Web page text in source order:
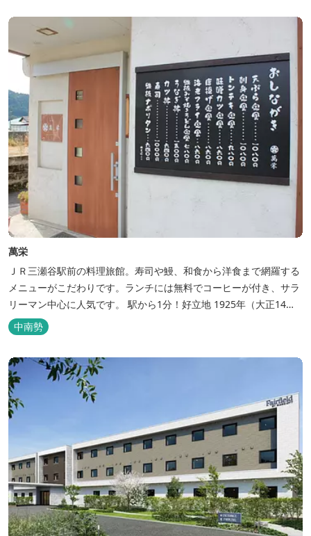
ルな料金で宿泊が可能なため、観光目的の拠点としてぜひご利用く
ださい♪ ...
萬栄
ＪＲ三瀬谷駅前の料理旅館。寿司や鰻、和食から洋食まで網羅する
メニューがこだわりです。ランチには無料でコーヒーが付き、サラ
リーマン中心に人気です。 駅から1分！好立地 1925年（大正14
年）に開業した歴史ある旅館。JR三瀬谷駅から徒歩一分と好立地の
場所にあり、大変便利です。 部屋数は11室、大広間が2部屋。少人
品数...
中南勢